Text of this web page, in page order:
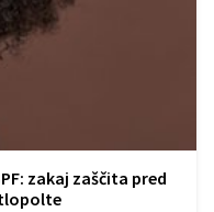
zakaj zaščita pred